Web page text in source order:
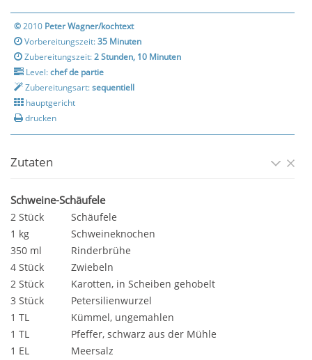
©2010 Peter Wagner/kochtext
Vorbereitungszeit:35 Minuten
Zubereitungszeit:2 Stunden, 10 Minuten
Level:chef de partie
Zubereitungsart:sequentiell
hauptgericht
drucken
Zutaten
Schweine-Schäufele
2 Stück
Schäufele
1 kg
Schweineknochen
350 ml
Rinderbrühe
4 Stück
Zwiebeln
2 Stück
Karotten, in Scheiben gehobelt
3 Stück
Petersilienwurzel
1 TL
Kümmel, ungemahlen
1 TL
Pfeffer, schwarz aus der Mühle
1 EL
Meersalz